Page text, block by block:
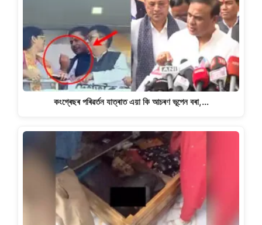
কংগ্ৰেছৰ পৰিৱৰ্তন যাত্ৰাত এয়া কি আচৰণ ভূপেন বৰা,…